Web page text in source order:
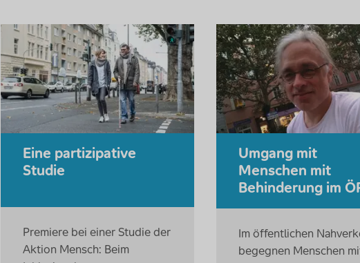
Eine partizipative
Studie
Premiere bei einer Studie der
Aktion Mensch: Beim
Umgang mit
Menschen mit
Behinderung im
Im öffentlichen
begegnen Menschen